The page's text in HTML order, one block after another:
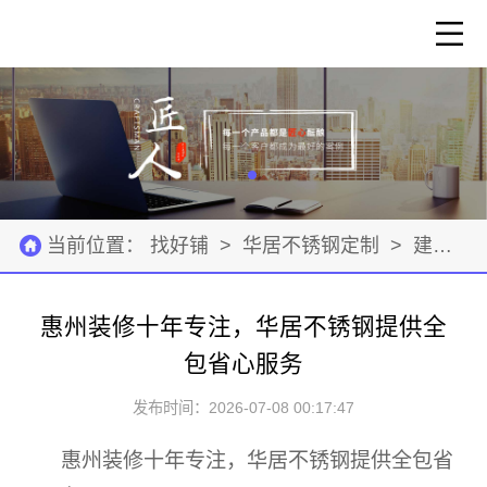
当前位置： 找好铺 > 华居不锈钢定制 > 建筑装修
惠州装修十年专注，华居不锈钢提供全
包省心服务
发布时间：2026-07-08 00:17:47
惠州装修十年专注，华居不锈钢提供全包省